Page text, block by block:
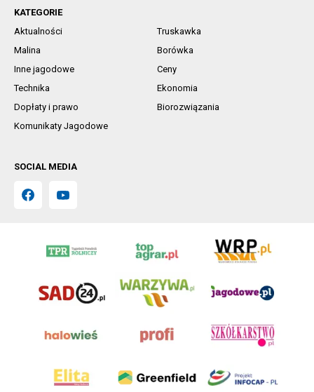
KATEGORIE
Aktualności
Truskawka
Malina
Borówka
Inne jagodowe
Ceny
Technika
Ekonomia
Dopłaty i prawo
Biorozwiązania
Komunikaty Jagodowe
SOCIAL MEDIA